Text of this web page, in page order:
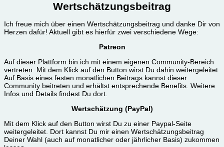
Wertschätzungsbeitrag
Ich freue mich über einen Wertschätzungsbeitrag und danke Dir von
Herzen dafür! Aktuell gibt es hierfür zwei verschiedene Wege:
Patreon
Auf dieser Plattform bin ich mit einem eigenen Community-Bereich
vertreten. Mit dem Klick auf den Button wirst Du dahin weitergeleitet.
Auf Basis eines festen monatlichen Beitrags kannst dieser
Community beitreten und erhältst entsprechende Benefits. Weitere
Infos und Details findest Du dort.
Wertschätzung (PayPal)
Mit dem Klick auf den Button wirst Du zu einer Paypal-Seite
weitergeleitet. Dort kannst Du mir einen Wertschätzungsbeitrag
Deiner Wahl (auch auf monatlicher oder jährlicher Basis) zukommen